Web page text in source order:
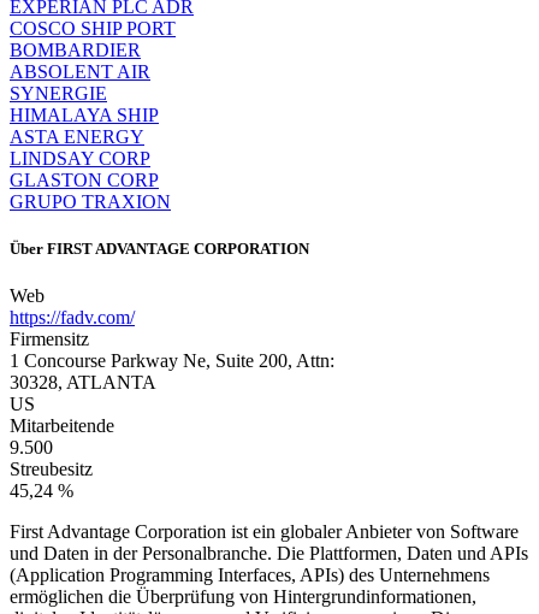
EXPERIAN PLC ADR
COSCO SHIP PORT
BOMBARDIER
ABSOLENT AIR
SYNERGIE
HIMALAYA SHIP
ASTA ENERGY
LINDSAY CORP
GLASTON CORP
GRUPO TRAXION
Über FIRST ADVANTAGE CORPORATION
Web
https://fadv.com/
Firmensitz
1 Concourse Parkway Ne, Suite 200, Attn:
30328, ATLANTA
US
Mitarbeitende
9.500
Streubesitz
45,24 %
First Advantage Corporation ist ein globaler Anbieter von Software
und Daten in der Personalbranche. Die Plattformen, Daten und APIs
(Application Programming Interfaces, APIs) des Unternehmens
ermöglichen die Überprüfung von Hintergrundinformationen,